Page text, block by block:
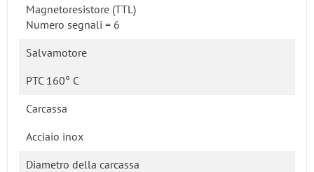
Magnetoresistore (TTL)
Numero segnali = 6
Salvamotore
PTC 160° C
Carcassa
Acciaio inox
Diametro della carcassa